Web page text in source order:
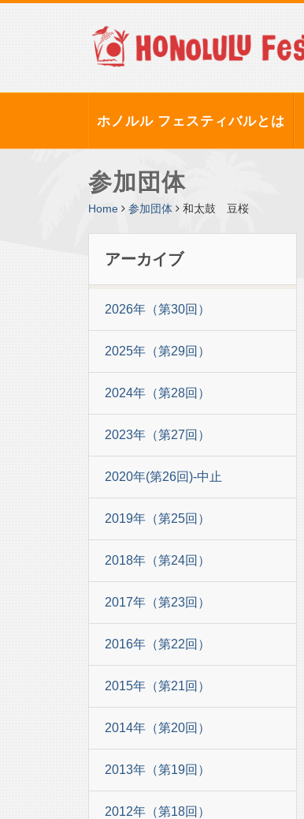
ホノルル フェスティバルとは
参加団体
Home 参加団体 和太鼓 豆桜
アーカイブ
2026年（第30回）
2025年（第29回）
2024年（第28回）
2023年（第27回）
2020年(第26回)-中止
2019年（第25回）
2018年（第24回）
2017年（第23回）
2016年（第22回）
2015年（第21回）
2014年（第20回）
2013年（第19回）
2012年（第18回）